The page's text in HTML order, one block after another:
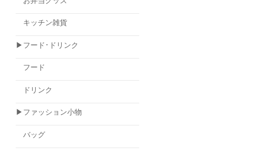
キッチン雑貨
▶フード･ドリンク
フード
ドリンク
▶ファッション小物
バッグ